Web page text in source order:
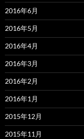
2016年6月
2016年5月
2016年4月
2016年3月
2016年2月
2016年1月
2015年12月
2015年11月